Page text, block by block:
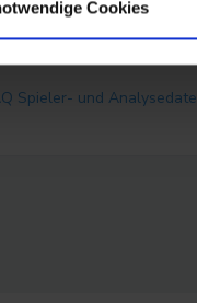
Cookies
Spieler- und